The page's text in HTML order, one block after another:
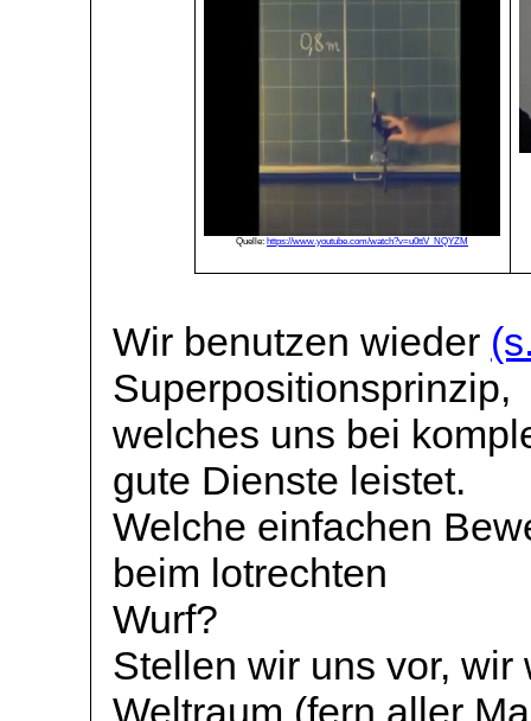
Quelle: https://www.youtube.com/watch?v=u0ttV_NQYZM
Wir benutzen wieder
Superpositionsprinzip,
welches uns bei
gute Dienste leistet.
Welche einfachen
beim lotrechten
Wurf?
Stellen wir uns vor,
Weltraum (fern aller